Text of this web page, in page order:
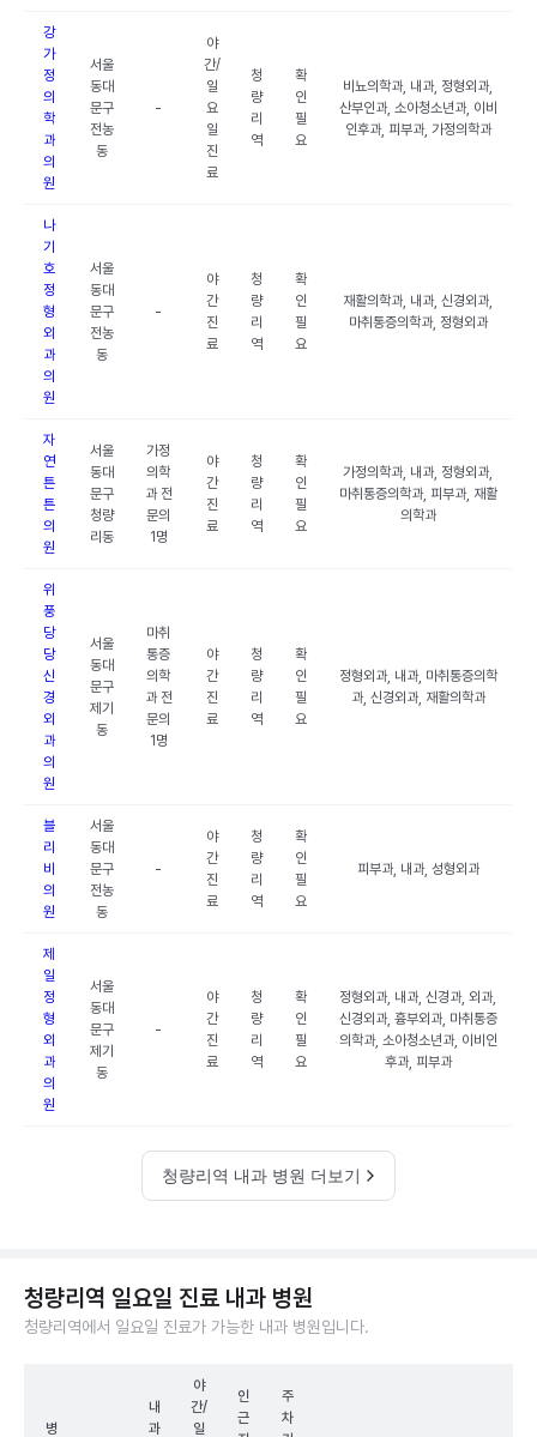
강
가
정
의
학
과
의
원
서울
동대
문구
전농
동
-
야
간/
일
요
일
진
료
청
량
리
역
확
인
필
요
비뇨의학과, 내과, 정형외과,
산부인과, 소아청소년과, 이비
인후과, 피부과, 가정의학과
나
기
호
정
형
외
과
의
원
서울
동대
문구
전농
동
-
야
간
진
료
청
량
리
역
확
인
필
요
재활의학과, 내과, 신경외과,
마취통증의학과, 정형외과
자
연
튼
튼
의
원
서울
동대
문구
청량
리동
가정
의학
과 전
문의
1명
야
간
진
료
청
량
리
역
확
인
필
요
가정의학과, 내과, 정형외과,
마취통증의학과, 피부과, 재활
의학과
위
풍
당
당
신
경
외
과
의
원
서울
동대
문구
제기
동
마취
통증
의학
과 전
문의
1명
야
간
진
료
청
량
리
역
확
인
필
요
정형외과, 내과, 마취통증의학
과, 신경외과, 재활의학과
블
리
비
의
원
서울
동대
문구
전농
동
-
야
간
진
료
청
량
리
역
확
인
필
요
피부과, 내과, 성형외과
제
일
정
형
외
과
의
원
서울
동대
문구
제기
동
-
야
간
진
료
청
량
리
역
확
인
필
요
정형외과, 내과, 신경과, 외과,
신경외과, 흉부외과, 마취통증
의학과, 소아청소년과, 이비인
후과, 피부과
청량리역 내과 병원 더보기
청량리역 일요일 진료 내과 병원
청량리역에서 일요일 진료가 가능한 내과 병원입니다.
병
내
과
야
간/
일
인
근
주
차